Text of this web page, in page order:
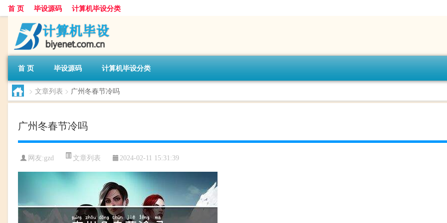
首 页 毕设源码 计算机毕设分类
首 页 毕设源码 计算机毕设分类
> 文章列表 > 广州冬春节冷吗
广州冬春节冷吗
网友:gzd 文章列表 2024-02-11 15:31:39